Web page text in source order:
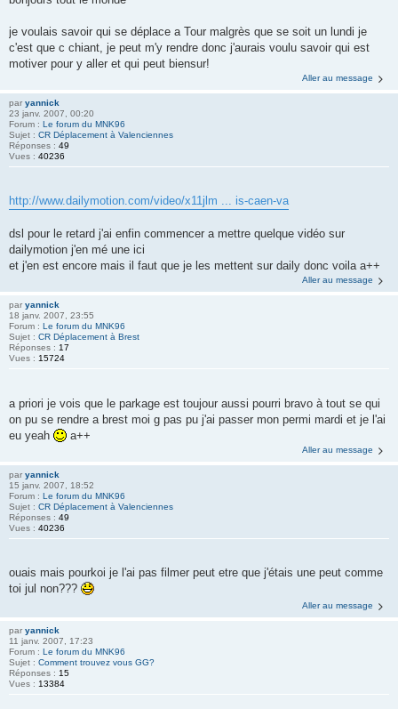
je voulais savoir qui se déplace a Tour malgrès que se soit un lundi je
c'est que c chiant, je peut m'y rendre donc j'aurais voulu savoir qui est
motiver pour y aller et qui peut biensur!
Aller au message
par yannick
23 janv. 2007, 00:20
Forum : Le forum du MNK96
Sujet : CR Déplacement à Valenciennes
Réponses : 49
Vues : 40236
http://www.dailymotion.com/video/x11jlm ... is-caen-va
dsl pour le retard j'ai enfin commencer a mettre quelque vidéo sur
dailymotion j'en mé une ici
et j'en est encore mais il faut que je les mettent sur daily donc voila a++
Aller au message
par yannick
18 janv. 2007, 23:55
Forum : Le forum du MNK96
Sujet : CR Déplacement à Brest
Réponses : 17
Vues : 15724
a priori je vois que le parkage est toujour aussi pourri bravo à tout se qui
on pu se rendre a brest moi g pas pu j'ai passer mon permi mardi et je l'ai
eu yeah
a++
Aller au message
par yannick
15 janv. 2007, 18:52
Forum : Le forum du MNK96
Sujet : CR Déplacement à Valenciennes
Réponses : 49
Vues : 40236
ouais mais pourkoi je l'ai pas filmer peut etre que j'étais une peut comme
toi jul non???
Aller au message
par yannick
11 janv. 2007, 17:23
Forum : Le forum du MNK96
Sujet : Comment trouvez vous GG?
Réponses : 15
Vues : 13384